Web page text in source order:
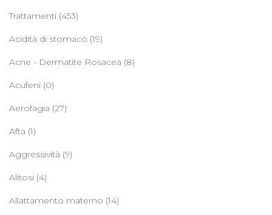
Trattamenti (453)
Acidità di stomaco (19)
Acne - Dermatite Rosacea (8)
Acufeni (0)
Aerofagia (27)
Afta (1)
Aggressività (9)
Alitosi (4)
Allattamento materno (14)